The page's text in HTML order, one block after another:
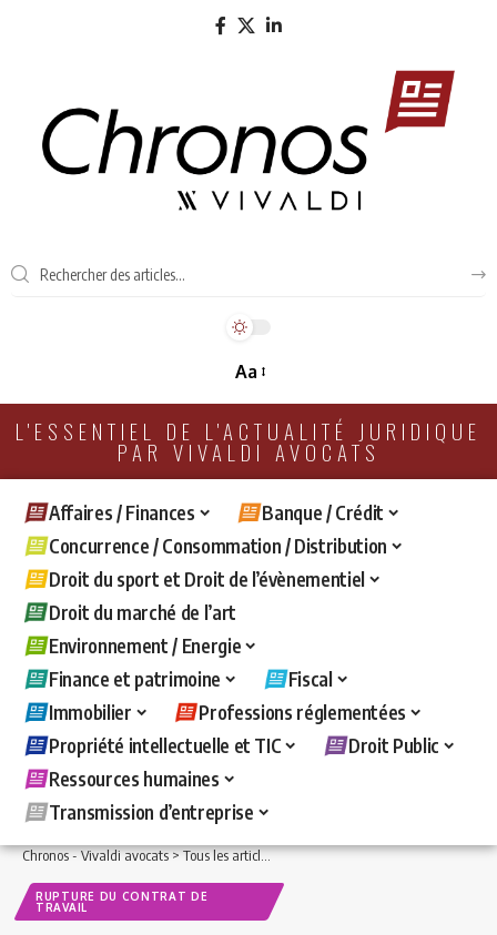
Aa
L'ESSENTIEL DE L'ACTUALITÉ JURIDIQUE
PAR VIVALDI AVOCATS
Affaires / Finances
Banque / Crédit
Concurrence / Consommation / Distribution
Droit du sport et Droit de l’évènementiel
Droit du marché de l’art
Environnement / Energie
Finance et patrimoine
Fiscal
Immobilier
Professions réglementées
Propriété intellectuelle et TIC
Droit Public
Ressources humaines
Transmission d’entreprise
Chronos - Vivaldi avocats>Tous les articles >Ressources humaines>Rupture
RUPTURE DU CONTRAT DE
TRAVAIL